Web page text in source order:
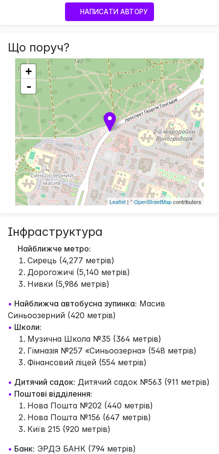
НАПИСАТИ АВТОРУ
Що поруч?
+
-
Leaflet | ©OpenStreetMapcontributors
Інфраструктура
Найближче метро:
Сирець (4,277 метрів)
Дорогожичі (5,140 метрів)
Нивки (5,986 метрів)
• Найближча автобусна зупинка: Масив
Синьоозерний (420 метрів)
• Школи:
Музична Школа №35 (364 метрів)
Гімназія №257 «Синьоозерна» (548 метрів)
Фінансовий ліцей (554 метрів)
• Дитячий садок: Дитячий садок №563 (911 метрів)
• Поштові відділення:
Нова Пошта №202 (440 метрів)
Нова Пошта №156 (647 метрів)
Київ 215 (920 метрів)
• Банк: ЭРДЭ БАНК (794 метрів)